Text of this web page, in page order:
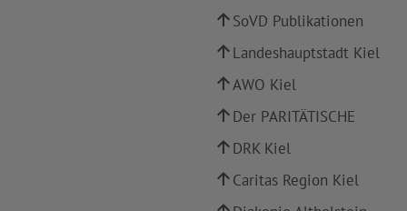
SoVD Publikationen
Landeshauptstadt Kiel
AWO Kiel
Der PARITÄTISCHE
DRK Kiel
Caritas Region Kiel